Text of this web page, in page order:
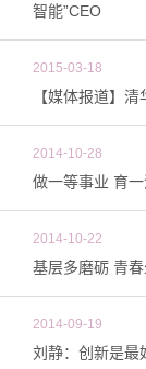
智能”CEO
2015-03-18
【媒体报道】
2014-10-28
做一等事业 育
2014-10-22
基层多磨砺 青
2014-09-19
刘静：创新是最